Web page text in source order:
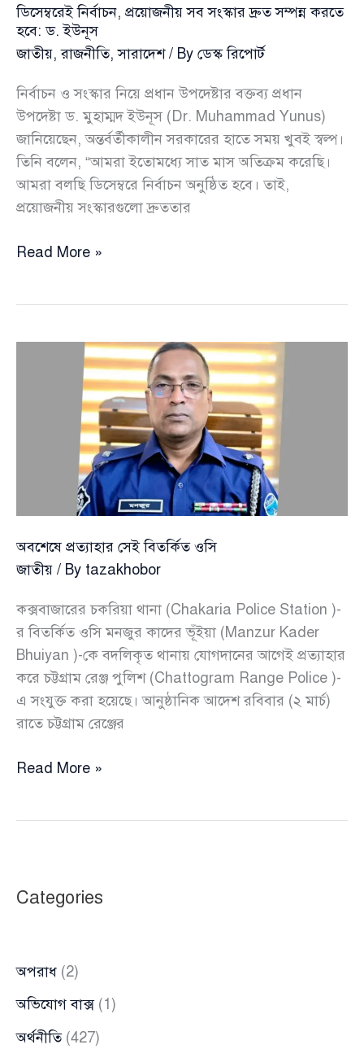
ডিসেম্বরেই নির্বাচন, প্রয়োজনীয় সব সংস্কার দ্রুত সম্পন্ন করতে
হবে: ড. ইউনূস
জাতীয়,রাজনীতি,সারাদেশ/ By ডেস্ক রিপোর্ট
নির্বাচন ও সংস্কার নিয়ে প্রধান উপদেষ্টার বক্তব্য প্রধান
উপদেষ্টা ড. মুহাম্মদ ইউনূস (Dr. Muhammad Yunus)
জানিয়েছেন, অন্তর্বর্তীকালীন সরকারের হাতে সময় খুবই স্বল্প।
তিনি বলেন, “আমরা ইতোমধ্যে সাত মাস অতিক্রম করেছি।
আমরা বলছি ডিসেম্বরে নির্বাচন অনুষ্ঠিত হবে। তাই,
প্রয়োজনীয় সংস্কারগুলো দ্রুততার
ডিসেম্বরেই
সংস্কার
Read More »
অবশেষে প্রত্যাহার সেই বিতর্কিত ওসি
জাতীয় / By tazakhobor
কক্সবাজারের চকরিয়া থানা (Chakaria Police Station )-
র বিতর্কিত ওসি মনজুর কাদের ভূঁইয়া (Manzur Kader
Bhuiyan )-কে বদলিকৃত থানায় যোগদানের আগেই প্রত্যাহার
করে চট্টগ্রাম রেঞ্জ পুলিশ (Chattogram Range Police )-
এ সংযুক্ত করা হয়েছে। আনুষ্ঠানিক আদেশ রবিবার (২ মার্চ)
রাতে চট্টগ্রাম রেঞ্জের
অবশেষে
Read More »
Categories
অপরাধ (2)
অভিযোগ বাক্স(1)
অর্থনীতি(427)